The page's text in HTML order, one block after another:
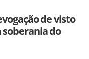
de visto
do